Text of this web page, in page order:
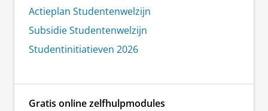
Actieplan Studentenwelzijn
Subsidie Studentenwelzijn
Studentinitiatieven 2026
Gratis online zelfhulpmodules